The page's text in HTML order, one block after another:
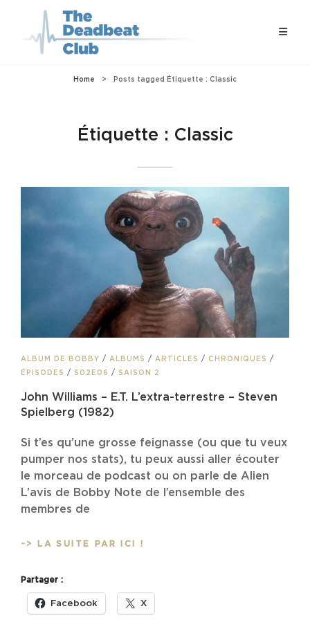
Home > Posts tagged Étiquette : Classic
Étiquette : Classic
CAT
LINKS
ALBUM DE BOBBY / ALBUMS / ARTICLES / CHRONIQUES /
ÉPISODES / S02E06 / SAISON 2
John Williams – E.T. L’extra-terrestre – Steven
Spielberg (1982)
Si t’es qu’une grosse feignasse (ou que tu veux
pumper nos stats), tu peux aussi aller écouter
le morceau de podcast ou on parle de Alien
L’avis de Bobby Note de l’ensemble des
membres de
-> LA SUITE PAR ICI !
L’EXTRA-
TERRESTRE
Partager :
Facebook X